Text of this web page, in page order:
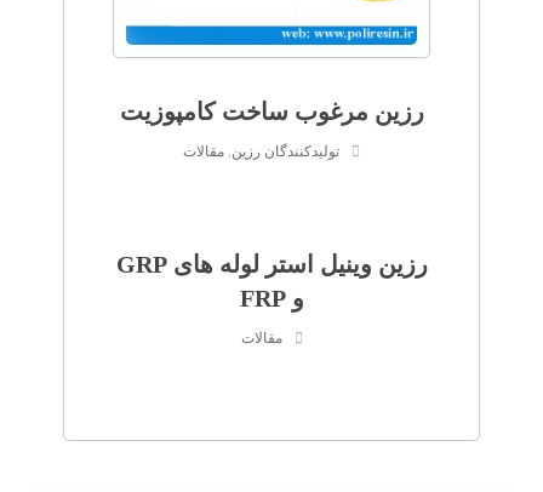
رزین مرغوب ساخت کامپوزیت
تولیدکنندگان رزین, مقالات
رزین وینیل استر لوله های GRP
و FRP
مقالات